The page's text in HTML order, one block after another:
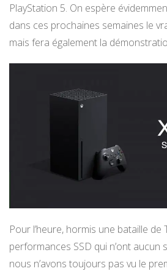
PlayStation 5. On espère
dans ces prochaines semaines le
mais fera également la
Pour l’heure, hormis une bataille
performances SSD qui n’ont aucun
nous n’avons toujours pas vu le